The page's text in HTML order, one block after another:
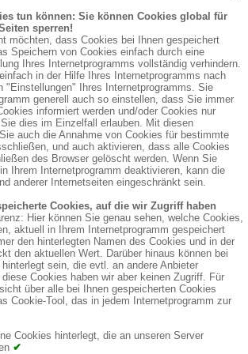
tun können: Sie können Cookies global für
sperren!
möchten, dass Cookies bei Ihnen gespeichert
Speichern von Cookies einfach durch eine
Ihres Internetprogramms vollständig verhindern.
in der Hilfe Ihres Internetprogramms nach
"Einstellungen" Ihres Internetprogramms. Sie
generell auch so einstellen, dass Sie immer
informiert werden und/oder Cookies nur
dies im Einzelfall erlauben. Mit diesen
auch die Annahme von Cookies für bestimmte
und auch aktivieren, dass alle Cookies
des Browser gelöscht werden. Wenn Sie
Ihrem Internetprogramm deaktivieren, kann die
anderer Internetseiten eingeschränkt sein.
Cookies, auf die wir Zugriff haben
Hier können Sie genau sehen, welche Cookies,
aktuell in Ihrem Internetprogramm gespeichert
den hinterlegten Namen des Cookies und in der
den aktuellen Wert. Darüber hinaus können bei
hinterlegt sein, die evtl. an andere Anbieter
Cookies haben wir aber keinen Zugriff. Für
über alle bei Ihnen gespeicherten Cookies
Cookie-Tool, das in jedem Internetprogramm zur
Cookies hinterlegt, die an unseren Server
✔